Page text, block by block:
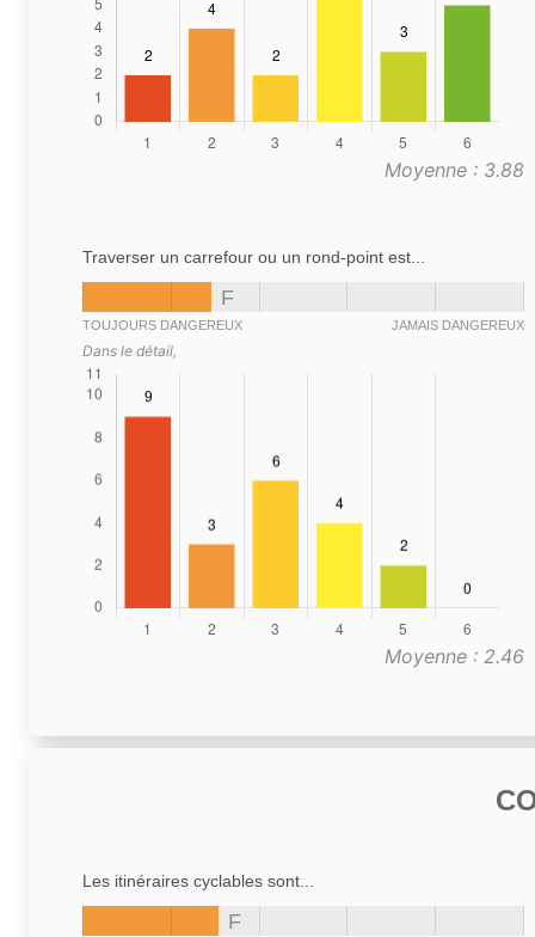
Moyenne : 3.88
Traverser un carrefour ou un rond-point est...
F
TOUJOURS DANGEREUX JAMAIS DANGEREUX
Dans le détail,
Moyenne : 2.46
Les itinéraires cyclables sont...
F